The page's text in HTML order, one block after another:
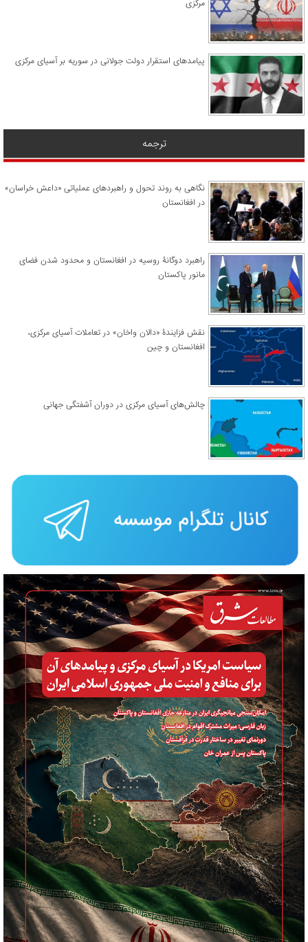
مرکزی
پیامدهای استقرار دولت جولانی در سوریه بر آسیای مرکزی
ترجمه
نگاهی به روند تحول و راهبردهای عملیاتی «داعش خراسان»
در افغانستان
راهبرد دوگانۀ روسیه در افغانستان و محدود شدن فضای
مانور پاکستان
نقش فزایندۀ «دالان واخان» در تعاملات آسیای مرکزی،
افغانستان و چین
چالش‌های آسیای مرکزی در دوران آشفتگی جهانی